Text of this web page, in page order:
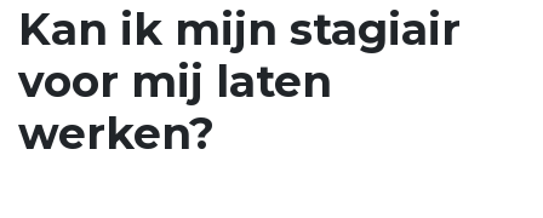
Kan ik mijn stagiair
voor mij laten
werken?